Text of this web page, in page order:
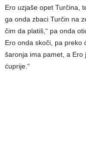
Ero uzjaše opet Turčina,
ga onda zbaci Turčin na
čim da platiš,“ pa onda
Ero onda skoči, pa preko
šaronja ima pamet, a
ćuprije.“